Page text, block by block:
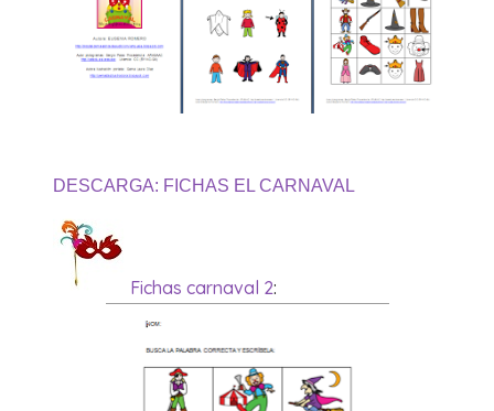
DESCARGA: FICHAS EL CARNAVAL
Fichas carnaval 2: